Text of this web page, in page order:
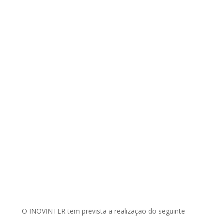
O INOVINTER tem prevista a realização do seguinte